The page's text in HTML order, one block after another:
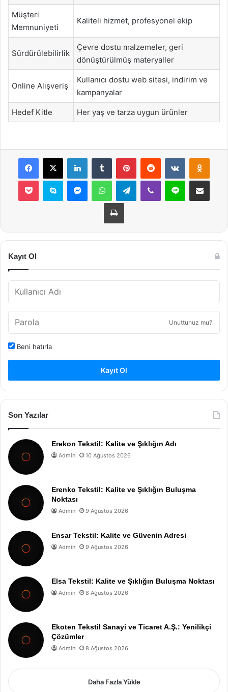
Müşteri
Memnuniyeti
Kaliteli hizmet, profesyonel ekip
Sürdürülebilirlik
Çevre dostu malzemeler, geri
dönüştürülmüş materyaller
Online Alışveriş
Kullanıcı dostu web sitesi, indirim ve
kampanyalar
Hedef Kitle Her yaş ve tarza uygun ürünler
Facebook
X LinkedInTumblr PinterestReddit VKontakte
Pocket Skype MessengerWhatsAppTelegramViber Line E-Posta ile
Yazdır
Kayıt Ol
Unuttunuz mu?
Beni hatırla
Kayıt Ol
Son Yazılar
Erekon Tekstil: Kalite ve Şıklığın Adı
Admin 10 Ağustos 2026
Erenko Tekstil: Kalite ve Şıklığın Buluşma
Noktası
Admin 9 Ağustos 2026
Ensar Tekstil: Kalite ve Güvenin Adresi
Admin 9 Ağustos 2026
Elsa Tekstil: Kalite ve Şıklığın Buluşma Noktası
Admin 8 Ağustos 2026
Ekoten Tekstil Sanayi ve Ticaret A.Ş.: Yenilikçi
Çözümler
Admin 8 Ağustos 2026
Daha Fazla Yükle